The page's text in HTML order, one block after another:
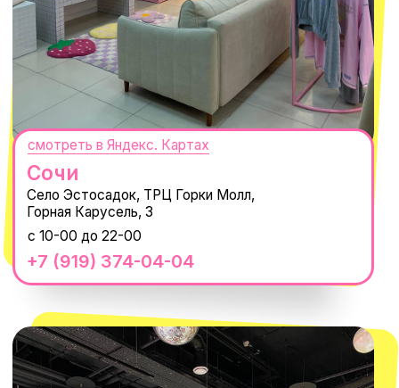
ИП Проворный Алексей Алексеевич
ИНН 667114098580
Telegram
WhatsApp
8 800 550-06-92
macrocosm_store@mail.ru
КОНТАКТЫ
Оплата долями
Size guide
Обмен и возврат
Вакансии
Реквизиты
Магазины
Наши путешествия
Наши проекты
Новости
Каталог
О КОМПАНИИ
14'000+ подписчиков в нашем Telegram-канале
Оферта
Пользовательское соглашение
Политика обработки персональных
данных